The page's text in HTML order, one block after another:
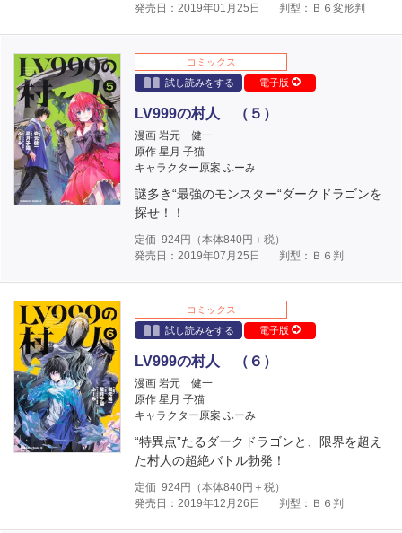
発売日：2019年01月25日
判型：Ｂ６変形判
コミックス
試し読みをする
電子版
LV999の村人 （５）
漫画 岩元 健一
原作 星月 子猫
キャラクター原案 ふーみ
謎多き“最強のモンスター“ダークドラゴンを
探せ！！
定価 924円（本体840円＋税）
発売日：2019年07月25日
判型：Ｂ６判
コミックス
試し読みをする
電子版
LV999の村人 （６）
漫画 岩元 健一
原作 星月 子猫
キャラクター原案 ふーみ
“特異点”たるダークドラゴンと、限界を超え
た村人の超絶バトル勃発！
定価 924円（本体840円＋税）
発売日：2019年12月26日
判型：Ｂ６判